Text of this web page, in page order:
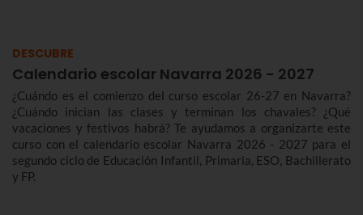
DESCUBRE
Calendario escolar Navarra 2026 - 2027
¿Cuándo es el comienzo del curso escolar 26-27 en Navarra?
¿Cuándo inician las clases y terminan los chavales? ¿Qué
vacaciones y festivos habrá? Te ayudamos a organizarte este
curso con el calendario escolar Navarra 2026 - 2027 para el
segundo ciclo de Educación Infantil, Primaria, ESO, Bachillerato
y FP.